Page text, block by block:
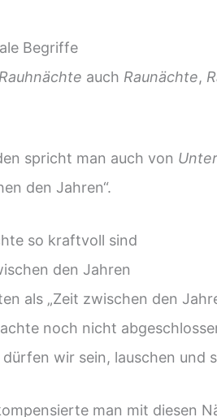
Begriffe
Rauhnächte auch Raunächte,
spricht man auch von
den Jahren“.
so kraftvoll sind
den Jahren
als „Zeit zwischen den
noch nicht
wir sein, lauschen und
man mit diesen